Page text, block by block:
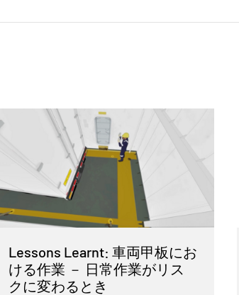
Lessons Learnt: 車両甲板にお
ける作業 － 日常作業がリス
クに変わるとき